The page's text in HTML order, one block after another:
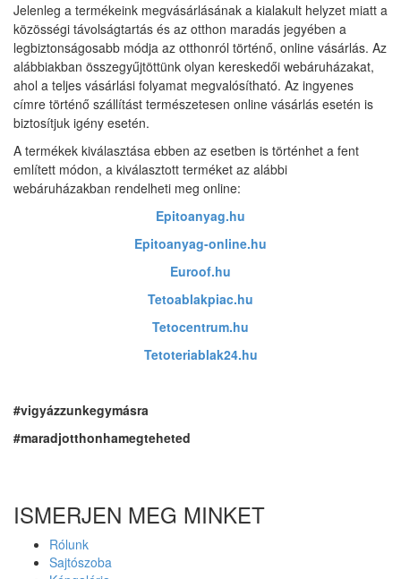
Jelenleg a termékeink megvásárlásának a kialakult helyzet miatt a
közösségi távolságtartás és az otthon maradás jegyében a
legbiztonságosabb módja az otthonról történő, online vásárlás. Az
alábbiakban összegyűjtöttünk olyan kereskedői webáruházakat,
ahol a teljes vásárlási folyamat megvalósítható. Az ingyenes
címre történő szállítást természetesen online vásárlás esetén is
biztosítjuk igény esetén.
A termékek kiválasztása ebben az esetben is történhet a fent
említett módon, a kiválasztott terméket az alábbi
webáruházakban rendelheti meg online:
Epitoanyag.hu
Epitoanyag-online.hu
Euroof.hu
Tetoablakpiac.hu
Tetocentrum.hu
Tetoteriablak24.hu
#vigyázzunkegymásra
#maradjotthonhamegteheted
ISMERJEN MEG MINKET
Rólunk
Sajtószoba